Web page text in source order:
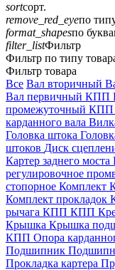
sortсорт.
remove_red_eyeпо
format_shapesпо
filter_listФильтр
Фильтр по типу
Фильтр товара
Все Вал вторичный
Вал первичный КПП
промежуточный КПП
карданного вала
Головка штока
штоков Диск
Картер заднего моста
регулировочное
стопорное Комплект
Комплект прокладок
рычага КПП КПП
Крышка Крышка
КПП Опора
Подшипник
Прокладка картера